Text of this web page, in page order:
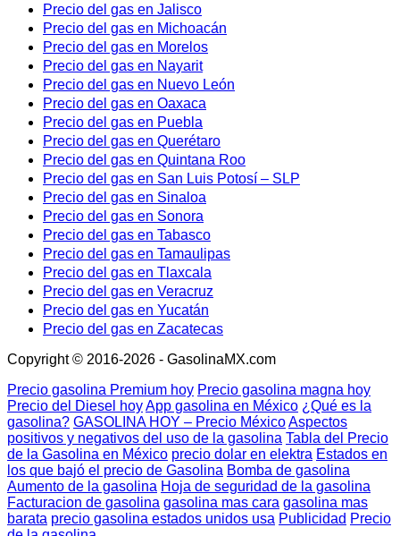
Precio del gas en Jalisco
Precio del gas en Michoacán
Precio del gas en Morelos
Precio del gas en Nayarit
Precio del gas en Nuevo León
Precio del gas en Oaxaca
Precio del gas en Puebla
Precio del gas en Querétaro
Precio del gas en Quintana Roo
Precio del gas en San Luis Potosí – SLP
Precio del gas en Sinaloa
Precio del gas en Sonora
Precio del gas en Tabasco
Precio del gas en Tamaulipas
Precio del gas en Tlaxcala
Precio del gas en Veracruz
Precio del gas en Yucatán
Precio del gas en Zacatecas
Copyright © 2016-2026 - GasolinaMX.com
Precio gasolina Premium hoy Precio gasolina magna hoy
Precio del Diesel hoyApp gasolina en México ¿Qué es la
gasolina? GASOLINA HOY – Precio MéxicoAspectos
positivos y negativos del uso de la gasolina Tabla del Precio
de la Gasolina en México precio dolar en elektra Estados en
los que bajó el precio de Gasolina Bomba de gasolina
Aumento de la gasolina Hoja de seguridad de la gasolina
Facturacion de gasolina gasolina mas cara gasolina mas
barata precio gasolina estados unidos usa Publicidad Precio